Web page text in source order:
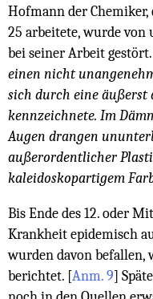
Hofmann der Chemiker,
25 arbeitete, wurde
bei seiner Arbeit
einen nicht
sich durch eine äußerst
kennzeichnete. Im
Augen drangen
außerordentlicher
kaleidoskopartigem
Bis Ende des 12. oder
Krankheit epidemisch
wurden davon befallen,
berichtet. [Anm. 9]